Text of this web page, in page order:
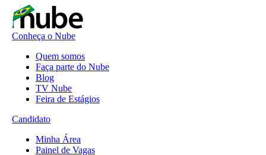
Conheça o Nube
Quem somos
Faça parte do Nube
Blog
TV Nube
Feira de Estágios
Candidato
Minha Área
Painel de Vagas